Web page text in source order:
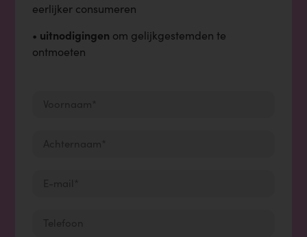
eerlijker consumeren
• uitnodigingen om gelijkgestemden te
ontmoeten